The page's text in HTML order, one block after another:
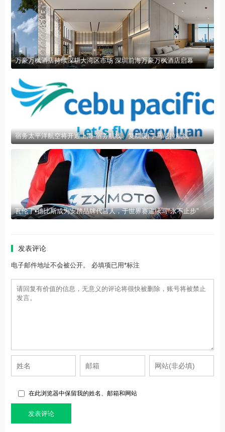
万豪万枫酒店持续深耕大湾区市场 深圳前海万豪万枫酒店启幕
宿务太平洋航空将开通上海-宿务航线、复航厦门-马尼拉航线
瓦伦丁•德比斯成为安踏品牌代言人，于世界赛道续写"永不止步"
发表评论
电子邮件地址不会被公开。 必填项已用*标注
在此浏览器中保留我的姓名、邮箱和网站